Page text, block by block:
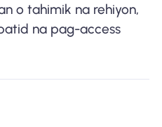
o tahimik na rehiyon,
na pag-access